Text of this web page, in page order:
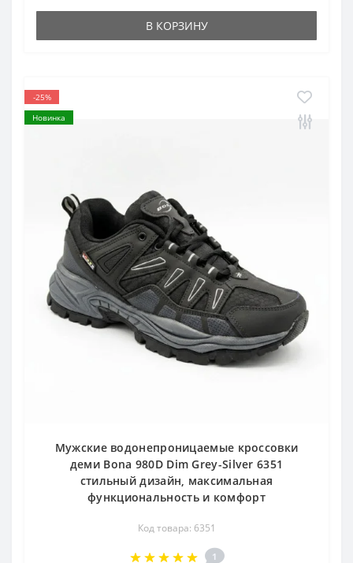
В КОРЗИНУ
-25%
Новинка
Мужские водонепроницаемые кроссовки
деми Bona 980D Dim Grey-Silver 6351
стильный дизайн, максимальная
функциональность и комфорт
Код товара: 6351
1